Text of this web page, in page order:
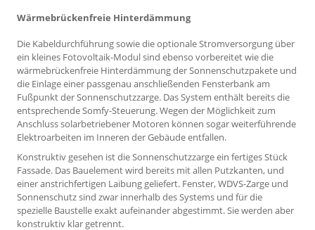
Wärmebrückenfreie Hinterdämmung
Die Kabeldurchführung sowie die optionale Stromversorgung über
ein kleines Fotovoltaik-Modul sind ebenso vorbereitet wie die
wärmebrückenfreie Hinterdämmung der Sonnenschutzpakete und
die Einlage einer passgenau anschließenden Fensterbank am
Fußpunkt der Sonnenschutzzarge. Das System enthält bereits die
entsprechende Somfy-Steuerung. Wegen der Möglichkeit zum
Anschluss solarbetriebener Motoren können sogar weiterführende
Elektroarbeiten im Inneren der Gebäude entfallen.
Konstruktiv gesehen ist die Sonnenschutzzarge ein fertiges Stück
Fassade. Das Bauelement wird bereits mit allen Putzkanten, und
einer anstrichfertigen Laibung geliefert. Fenster, WDVS-Zarge und
Sonnenschutz sind zwar innerhalb des Systems und für die
spezielle Baustelle exakt aufeinander abgestimmt. Sie werden aber
konstruktiv klar getrennt.